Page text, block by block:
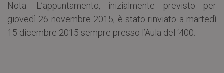
Nota: L’appuntamento, inizialmente previsto per
giovedì 26 novembre 2015, è stato rinviato a martedì
15 dicembre 2015 sempre presso l’Aula del ‘400.